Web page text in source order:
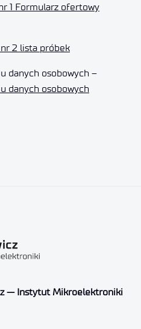
1 Formularz ofertowy
nr 2 lista próbek
danych osobowych –
danych osobowych
— Instytut Mikroelektroniki